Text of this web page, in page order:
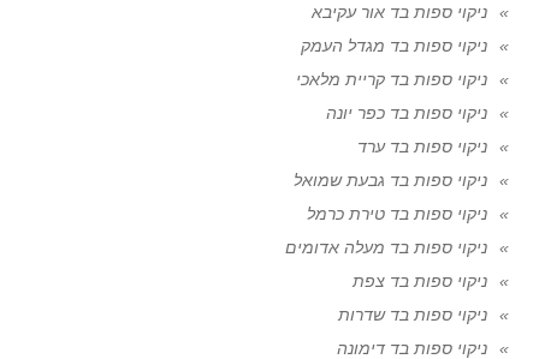
ניקוי ספות בד אור עקיבא
ניקוי ספות בד מגדל העמק
ניקוי ספות בד קריית מלאכי
ניקוי ספות בד כפר יונה
ניקוי ספות בד ערד
ניקוי ספות בד גבעת שמואל
ניקוי ספות בד טירת כרמל
ניקוי ספות בד מעלה אדומים
ניקוי ספות בד צפת
ניקוי ספות בד שדרות
ניקוי ספות בד דימונה